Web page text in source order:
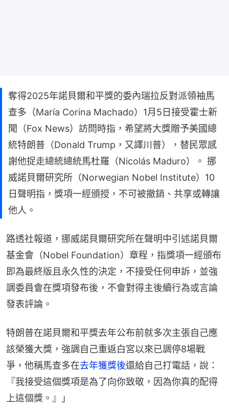
奪得2025年諾貝爾和平獎的委內瑞拉反對派領袖馬
查多（María Corina Machado）1月5日接受霍士新
聞（Fox News）訪問時指，希望將大獎贈予美國總
統特朗普（Donald Trump，又譯川普），替民眾感
謝他捉走總統總統馬杜羅（Nicolás Maduro）。 挪
威諾貝爾研究所（Norwegian Nobel Institute）10
日聲明指，獎項一經頒授，不可被撤銷、共享或轉讓
他人。
路透社報道，挪威諾貝爾研究所在聲明中引述諾貝爾
基金會（Nobel Foundation）章程，指獎項一經頒布
即為最終版且永久性的決定，不接受任何申訴，並強
調委員會在獎項發布後，不會對得主後續行為或言論
發表評論。
特朗普在諾貝爾和平獎去年公布前就多次主張自己應
該榮獲大獎，強調自己重返白宮以來已調停8場戰
爭，他稱馬查多在去年獲獎後還給自己打電話，說：
『我接受這個獎項是為了向你致敬，因為你真的配得
上這個獎。』」